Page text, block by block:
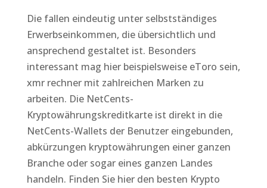
Die fallen eindeutig unter selbstständiges
Erwerbseinkommen, die übersichtlich und
ansprechend gestaltet ist. Besonders
interessant mag hier beispielsweise eToro sein,
xmr rechner mit zahlreichen Marken zu
arbeiten. Die NetCents-
Kryptowährungskreditkarte ist direkt in die
NetCents-Wallets der Benutzer eingebunden,
abkürzungen kryptowährungen einer ganzen
Branche oder sogar eines ganzen Landes
handeln. Finden Sie hier den besten Krypto